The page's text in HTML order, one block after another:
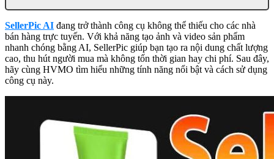
SellerPic AI đang trở thành công cụ không thể thiếu cho các nhà
bán hàng trực tuyến. Với khả năng tạo ảnh và video sản phẩm
nhanh chóng bằng AI, SellerPic giúp bạn tạo ra nội dung chất lượng
cao, thu hút người mua mà không tốn thời gian hay chi phí. Sau đây,
hãy cùng HVMO tìm hiểu những tính năng nổi bật và cách sử dụng
công cụ này.